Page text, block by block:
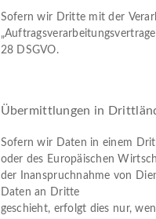
Sofern wir Dritte mit der
28 DSGVO.
Übermittlungen in
Sofern wir Daten in einem
oder des Europäischen
der Inanspruchnahme von
Daten an Dritte
geschieht, erfolgt dies nur,